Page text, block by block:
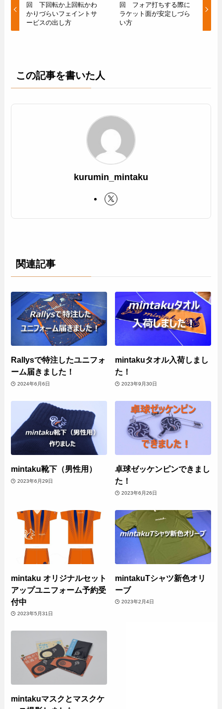
回 下回転か上回転かわ
かりづらいフェイントサ
ービスの出し方
回 フォア打ちする際に
ラケット面が安定しづら
い方
この記事を書いた人
kurumin_mintaku
関連記事
Rallysで特注したユニフォ
ーム届きました！
2024年6月6日
mintakuタオル入荷しまし
た！
2023年9月30日
mintaku靴下（男性用）
2023年6月29日
卓球ゼッケンピンできまし
た！
2023年6月26日
mintaku オリジナルセット
アップユニフォーム予約受
付中
2023年5月31日
mintakuTシャツ新色オリ
ーブ
2023年2月4日
mintakuマスクとマスクケ